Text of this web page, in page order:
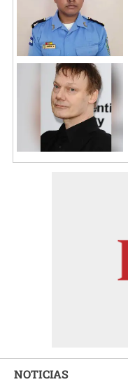
NOTICIAS